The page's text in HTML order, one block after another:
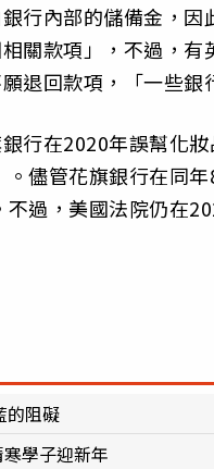
行內部的儲備金，
關款項」，不過，
退回款項，「一些銀
行在2020年誤幫化
儘管花旗銀行在同
過，美國法院仍在
的阻礙
學子迎新年